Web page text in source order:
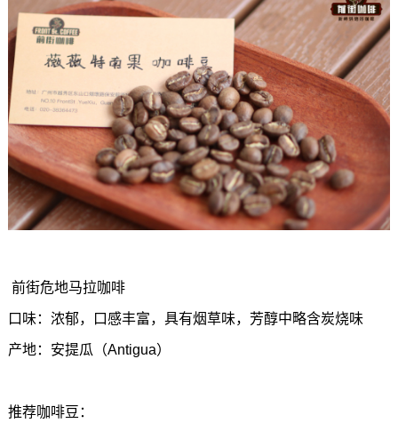
前街危地马拉咖啡
口味：浓郁，口感丰富，具有烟草味，芳醇中略含炭烧味
产地：安提瓜（Antigua）
推荐咖啡豆：